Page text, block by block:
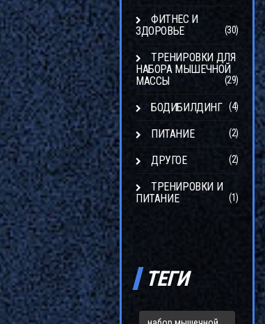
ФИТНЕС И
ЗДОРОВЬЕ
(30)
ТРЕНИРОВКИ ДЛЯ
НАБОРА МЫШЕЧНОЙ
МАССЫ
(29)
БОДИБИЛДИНГ (4)
ПИТАНИЕ (2)
ДРУГОЕ (2)
ТРЕНИРОВКИ И
ПИТАНИЕ
(1)
ТЕГИ